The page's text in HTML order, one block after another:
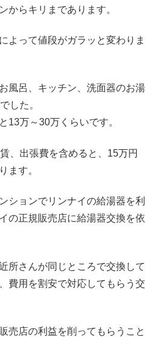
からキリまであります。
よって値段がガラッと変わりま
風呂、キッチン、洗面器のお湯
した。
13万～30万くらいです。
、出張費を含めると、15万円
ます。
ションでリンナイの給湯器を利
の正規販売店に給湯器交換を依
所さんが同じところで交換して
費用を割安で対応してもらう交
売店の利益を削ってもらうこと